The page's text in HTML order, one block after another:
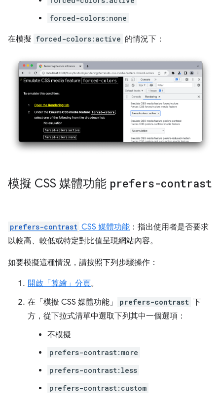
forced-colors:none
在模擬 forced-colors:active 的情況下：
模擬 CSS 媒體功能 prefers-contrast
prefers-contrast CSS 媒體功能 ：指出使用者是否要求
以較高、較低或特定對比值呈現網站內容。
如要模擬這種情況，請按照下列步驟操作：
開啟「算繪」 分頁。
在「模擬 CSS 媒體功能」
prefers-contrast 下
方，從下拉式清單中選取下列其中一個選項：
不模擬
prefers-contrast:more
prefers-contrast:less
prefers-contrast:custom